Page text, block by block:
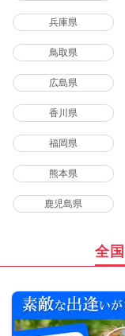
兵庫県
鳥取県
広島県
香川県
福岡県
熊本県
鹿児島県
全